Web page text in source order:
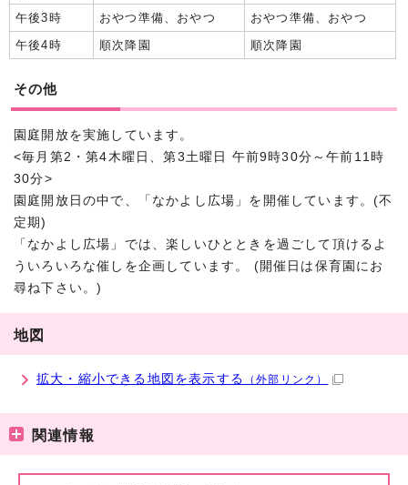
午後3時 おやつ準備、おやつ
おやつ準備、おやつ
午後4時
順次降園 順次降園
その他
園庭開放を実施しています。
<毎月第2・第4木曜日、第3土曜日 午前9時30分～午前11時
30分>
園庭開放日の中で、「なかよし広場」を開催しています。(不
定期)
「なかよし広場」では、楽しいひとときを過ごして頂けるよ
ういろいろな催しを企画しています。 (開催日は保育園にお
尋ね下さい。)
地図
拡大・縮小できる地図を表示する （外部リンク）
関連情報